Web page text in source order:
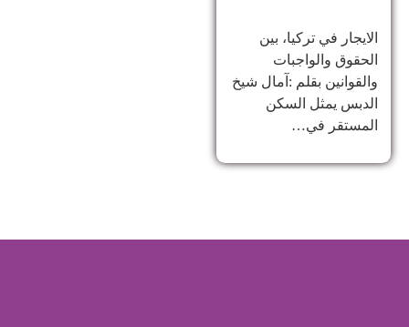
الايجار في تركيا، بين
الحقوق والواجبات
والقوانين بقلم :آمال شيخ
الدبس يمثل السكن
المستقر في…